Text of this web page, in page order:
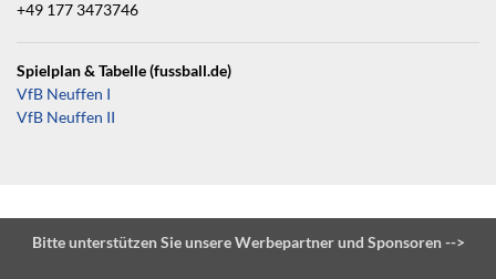
+49 177 3473746
Spielplan & Tabelle (fussball.de)
VfB Neuffen I
VfB Neuffen II
Bitte unterstützen Sie unsere Werbepartner und Sponsoren -->